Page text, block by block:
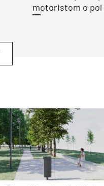
motoristom o pol